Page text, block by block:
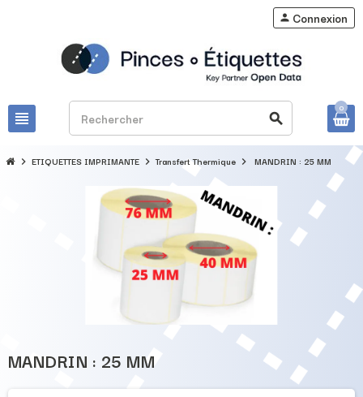
view_headline search
person Connexion
0
chevron_right ETIQUETTES IMPRIMANTE chevron_right Transfert Thermique chevron_right MANDRIN : 25 MM
MANDRIN : 25 MM